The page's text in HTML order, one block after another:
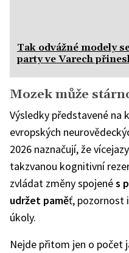
Tak odvážné modely
party ve Varech
Mozek může
Výsledky představené na
evropských
2026 naznačují, že
takzvanou kognitivní
zvládat změny spojenés
udržet paměť, pozornost
úkoly.
Nejde přitom jen o počet